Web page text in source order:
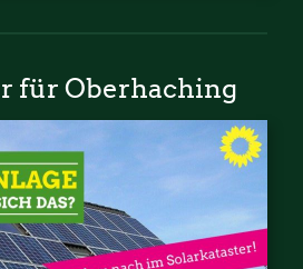
für Oberhaching